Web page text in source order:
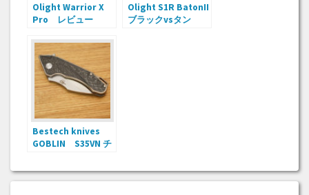
Olight Warrior X
Pro レビュー
Olight S1R BatonII
ブラックvsタン
Bestech knives
GOBLIN S35VN チ
ルダー レビュー